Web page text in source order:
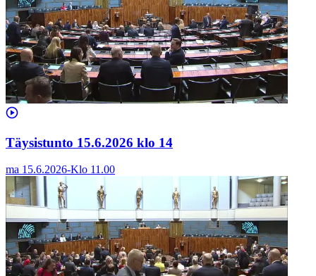
Täysistunto 15.6.2026 klo 14
ma 15.6.2026-Klo 11.00